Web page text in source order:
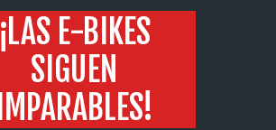
¡LAS E-BIKES
SIGUEN
IMPARABLES!